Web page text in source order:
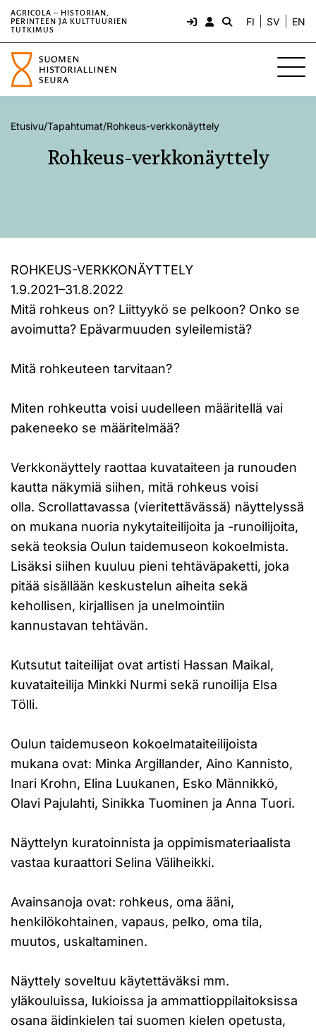
AGRICOLA – HISTORIAN,
PERINTEEN JA KULTTUURIEN
TUTKIMUS
FI SV EN
Etusivu/Tapahtumat/Rohkeus-verkko­näyttely
Rohkeus-verkko­näyttely
ROHKEUS-VERKKO­NÄYTTELY
1.9.2021–31.8.2022
Mitä rohkeus on? Liittyykö se pelkoon? Onko se
avoimutta? Epävarmuuden syleilemistä?
Mitä rohkeuteen tarvitaan?
Miten rohkeutta voisi uudelleen määritellä vai
pakeneeko se määritelmää?
Verkkonäyttely raottaa kuvataiteen ja runouden
kautta näkymiä siihen, mitä rohkeus voisi
olla. Scrollattavassa (vieritettävässä) näyttelyssä
on mukana nuoria nykytaiteilijoita ja -runoilijoita,
sekä teoksia Oulun taidemuseon kokoelmista.
Lisäksi siihen kuuluu pieni tehtäväpaketti, joka
pitää sisällään keskustelun aiheita sekä
kehollisen, kirjallisen ja unelmointiin
kannustavan tehtävän.
Kutsutut taiteilijat ovat artisti Hassan Maikal,
kuvataiteilija Minkki Nurmi sekä runoilija Elsa
Tölli.
Oulun taidemuseon kokoelmataiteilijoista
mukana ovat: Minka Argillander, Aino Kannisto,
Inari Krohn, Elina Luukanen, Esko Männikkö,
Olavi Pajulahti, Sinikka Tuominen ja Anna Tuori.
Näyttelyn kuratoinnista ja oppimismateriaalista
vastaa kuraattori Selina Väliheikki.
Avainsanoja ovat: rohkeus, oma ääni,
henkilökohtainen, vapaus, pelko, oma tila,
muutos, uskaltaminen.
Näyttely soveltuu käytettäväksi mm.
yläkouluissa, lukioissa ja ammattioppilaitoksissa
osana äidinkielen tai suomen kielen opetusta,